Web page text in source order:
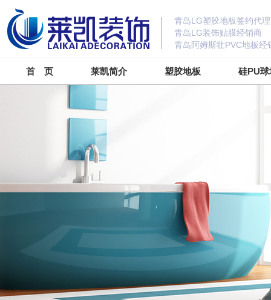
青岛LG塑胶地板签约代
青岛LG装饰贴膜经销商
青岛阿姆斯壮PVC地板经
首 页 莱凯简介 塑胶地板 硅PU球